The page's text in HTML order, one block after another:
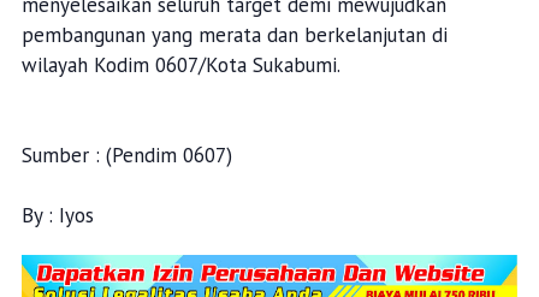
menyelesaikan seluruh target demi mewujudkan
pembangunan yang merata dan berkelanjutan di
wilayah Kodim 0607/Kota Sukabumi.
Sumber : (Pendim 0607)
By : Iyos